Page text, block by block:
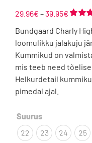
29.96€ –39.95€
kuni
39.95€
4.50/5
kliendi
põhjal
Bundgaard Charly
loomulikku jalakuju
Kummikud on
mis teeb need
Helkurdetail
pimedal ajal.
Suurus
22 23 24 25